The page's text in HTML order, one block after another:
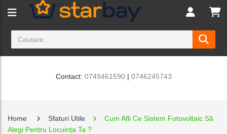
Contact: 0749461590| 0746245743
Home Sfaturi Utile
Cum Afli Ce Sistem Fotovoltaic Să
Alegi Pentru Locuința Ta ?